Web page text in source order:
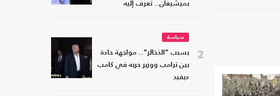
بميشيغان.. تعرف إليه
2
سياسة
بسبب "الذخائر".. مواجهة حادة
بين ترامب ووزير حربه في كامب
ديفيد